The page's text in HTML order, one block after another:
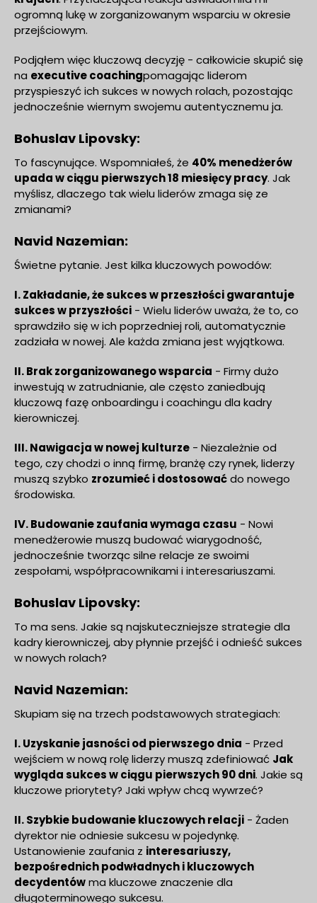
ogromną lukę w zorganizowanym wsparciu w okresie
przejściowym.
Podjąłem więc kluczową decyzję - całkowicie skupić się
na executive coachingpomagając liderom
przyspieszyć ich sukces w nowych rolach, pozostając
jednocześnie wiernym swojemu autentycznemu ja.
Bohuslav Lipovsky:
To fascynujące. Wspomniałeś, że 40% menedżerów
upada w ciągu pierwszych 18 miesięcy pracy. Jak
myślisz, dlaczego tak wielu liderów zmaga się ze
zmianami?
Navid Nazemian:
Świetne pytanie. Jest kilka kluczowych powodów:
I. Zakładanie, że sukces w przeszłości gwarantuje
sukces w przyszłości - Wielu liderów uważa, że to, co
sprawdziło się w ich poprzedniej roli, automatycznie
zadziała w nowej. Ale każda zmiana jest wyjątkowa.
II. Brak zorganizowanego wsparcia - Firmy dużo
inwestują w zatrudnianie, ale często zaniedbują
kluczową fazę onboardingu i coachingu dla kadry
kierowniczej.
III. Nawigacja w nowej kulturze - Niezależnie od
tego, czy chodzi o inną firmę, branżę czy rynek, liderzy
muszą szybko zrozumieć i dostosowaćdo nowego
środowiska.
IV. Budowanie zaufania wymaga czasu - Nowi
menedżerowie muszą budować wiarygodność,
jednocześnie tworząc silne relacje ze swoimi
zespołami, współpracownikami i interesariuszami.
Bohuslav Lipovsky:
To ma sens. Jakie są najskuteczniejsze strategie dla
kadry kierowniczej, aby płynnie przejść i odnieść sukces
w nowych rolach?
Navid Nazemian:
Skupiam się na trzech podstawowych strategiach:
I. Uzyskanie jasności od pierwszego dnia - Przed
wejściem w nową rolę liderzy muszą zdefiniować Jak
wygląda sukces w ciągu pierwszych 90 dni. Jakie są
kluczowe priorytety? Jaki wpływ chcą wywrzeć?
II. Szybkie budowanie kluczowych relacji - Żaden
dyrektor nie odniesie sukcesu w pojedynkę.
Ustanowienie zaufania z interesariuszy,
bezpośrednich podwładnych i kluczowych
decydentówma kluczowe znaczenie dla
długoterminowego sukcesu.